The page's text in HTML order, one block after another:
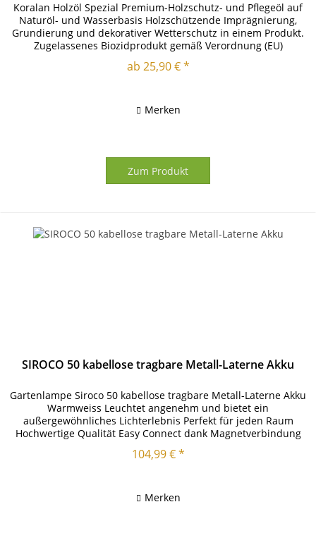
Koralan Holzöl Spezial Premium-Holzschutz- und Pflegeöl auf
Naturöl- und Wasserbasis Holzschützende Imprägnierung,
Grundierung und dekorativer Wetterschutz in einem Produkt.
Zugelassenes Biozidprodukt gemäß Verordnung (EU)
528/2012....
ab 25,90 € *
Merken
Zum Produkt
SIROCO 50 kabellose tragbare Metall-Laterne Akku
Gartenlampe Siroco 50 kabellose tragbare Metall-Laterne Akku
Warmweiss Leuchtet angenehm und bietet ein
außergewöhnliches Lichterlebnis Perfekt für jeden Raum
Hochwertige Qualität Easy Connect dank Magnetverbindung
Keine Installation...
104,99 € *
Merken